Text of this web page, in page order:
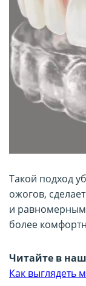
Такой подход
ожогов,
и
более
Читайте в
Как выглядеть